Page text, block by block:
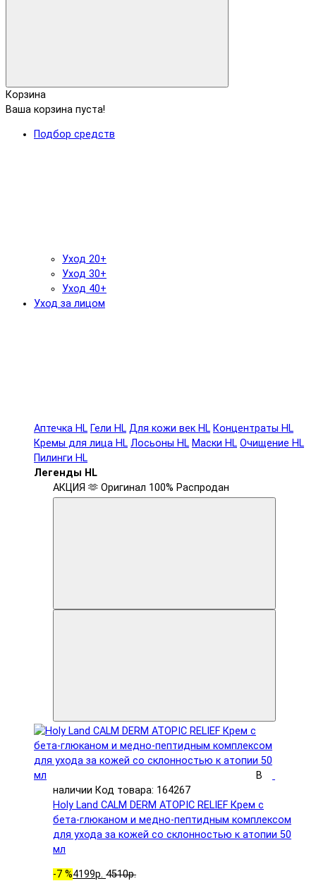
Корзина
Ваша корзина пуста!
Подбор средств
Уход 20+
Уход 30+
Уход 40+
Уход за лицом
Аптечка HL Гели HL Для кожи век HL Концентраты HL
Кремы для лица HL Лосьоны HL Маски HL Очищение HL
Пилинги HL
Легенды HL
АКЦИЯ 🫶 Оригинал 100% Распродан
В
наличии Код товара: 164267
Holy Land CALM DERM ATOPIC RELIEF Крем с
бета-глюканом и медно-пептидным комплексом
для ухода за кожей со склонностью к атопии 50
мл
-7 %4199р. 4510р.